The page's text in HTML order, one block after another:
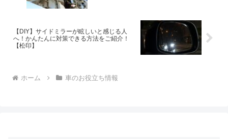
【DIY】サイドミラーが眩しいと感じる人
へ！かんたんに対策できる方法をご紹介！
【松印】
ホーム 車のお役立ち情報